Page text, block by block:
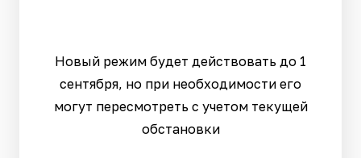
Новый режим будет действовать до 1
сентября, но при необходимости его
могут пересмотреть с учетом текущей
обстановки